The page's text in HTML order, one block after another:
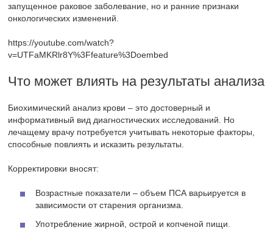
запущенное раковое заболевание, но и ранние признаки
онкологических изменений.
https://youtube.com/watch?
v=UTFaMKRlr8Y%3Ffeature%3Doembed
Что может влиять на результаты анализа
Биохимический анализ крови – это достоверный и
информативный вид диагностических исследований. Но
лечащему врачу потребуется учитывать некоторые факторы,
способные повлиять и исказить результаты.
Корректировки вносят:
Возрастные показатели – объем ПСА варьируется в
зависимости от старения организма.
Употребление жирной, острой и копченой пищи.